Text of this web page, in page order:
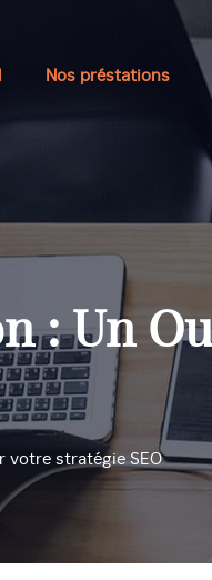
Nos préstations
: Un
votre stratégie SEO